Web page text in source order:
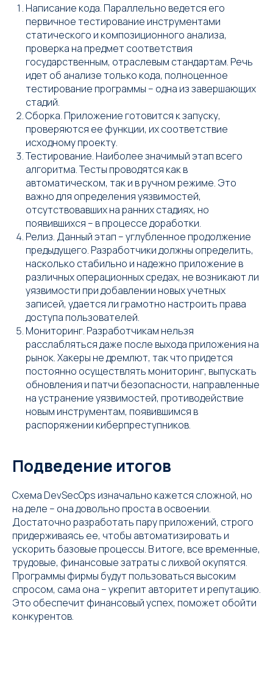
Написание кода. Параллельно ведется его
первичное тестирование инструментами
статического и композиционного анализа,
проверка на предмет соответствия
государственным, отраслевым стандартам. Речь
идет об анализе только кода, полноценное
тестирование программы – одна из завершающих
стадий.
Сборка. Приложение готовится к запуску,
проверяются ее функции, их соответствие
исходному проекту.
Тестирование. Наиболее значимый этап всего
алгоритма. Тесты проводятся как в
автоматическом, так и в ручном режиме. Это
важно для определения уязвимостей,
отсутствовавших на ранних стадиях, но
появившихся – в процессе доработки.
Релиз. Данный этап – углубленное продолжение
предыдущего. Разработчики должны определить,
насколько стабильно и надежно приложение в
различных операционных средах, не возникают ли
уязвимости при добавлении новых учетных
записей, удается ли грамотно настроить права
доступа пользователей.
Мониторинг. Разработчикам нельзя
расслабляться даже после выхода приложения на
рынок. Хакеры не дремлют, так что придется
постоянно осуществлять мониторинг, выпускать
обновления и патчи безопасности, направленные
на устранение уязвимостей, противодействие
новым инструментам, появившимся в
распоряжении киберпреступников.
Подведение итогов
Схема DevSecOps изначально кажется сложной, но
на деле – она довольно проста в освоении.
Достаточно разработать пару приложений, строго
придерживаясь ее, чтобы автоматизировать и
ускорить базовые процессы. В итоге, все временные,
трудовые, финансовые затраты с лихвой окупятся.
Программы фирмы будут пользоваться высоким
спросом, сама она – укрепит авторитет и репутацию.
Это обеспечит финансовый успех, поможет обойти
конкурентов.